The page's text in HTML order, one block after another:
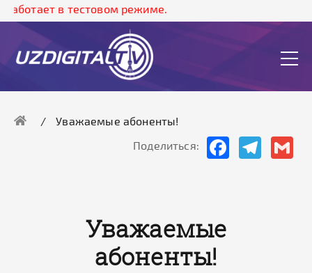
в тестовом режиме.
Уважаемые абоненты!
Поделиться:
FacebookTelegram
Уважаемые
абоненты!